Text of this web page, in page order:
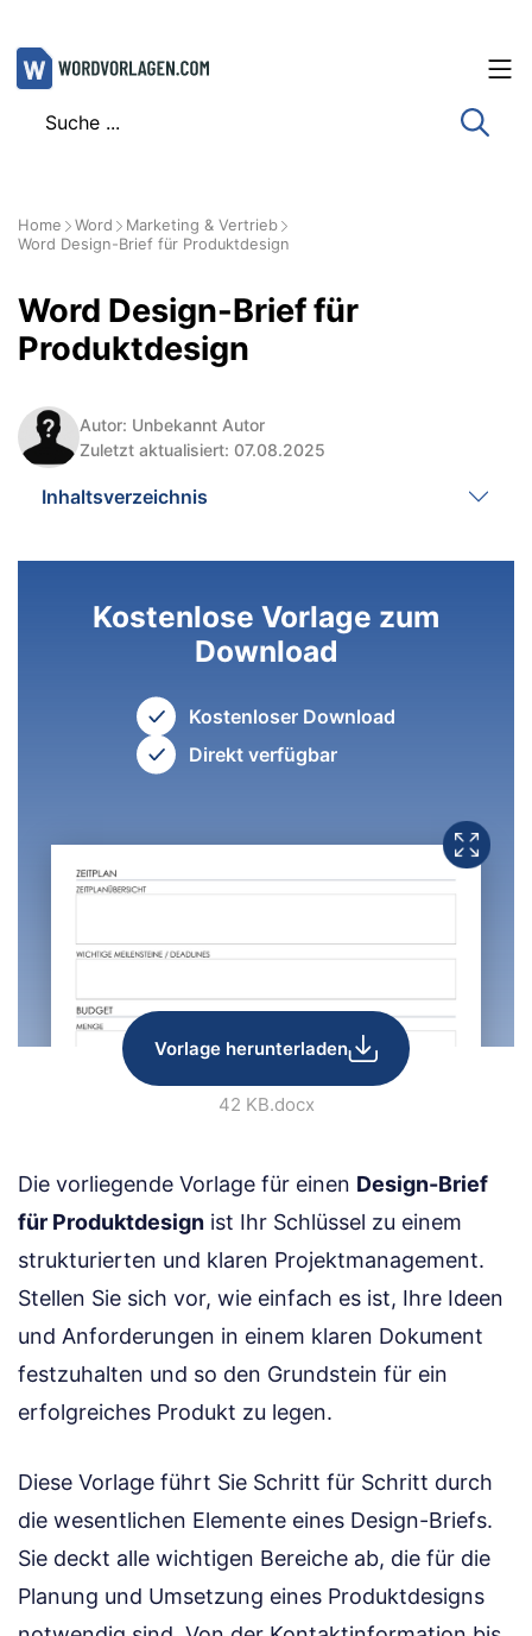
Zum
Inhalt
Home Word
Marketing & Vertrieb
Word Design-Brief für Produktdesign
Word Design-Brief für
Produktdesign
Autor: Unbekannt Autor
Zuletzt aktualisiert: 07.08.2025
Inhaltsverzeichnis
Kostenlose Vorlage zum
Download
Kostenloser Download
Direkt verfügbar
Vorlage herunterladen
42 KB.docx
Die vorliegende Vorlage für einen Design-Brief
für Produktdesign ist Ihr Schlüssel zu einem
strukturierten und klaren Projektmanagement.
Stellen Sie sich vor, wie einfach es ist, Ihre Ideen
und Anforderungen in einem klaren Dokument
festzuhalten und so den Grundstein für ein
erfolgreiches Produkt zu legen.
Diese Vorlage führt Sie Schritt für Schritt durch
die wesentlichen Elemente eines Design-Briefs.
Sie deckt alle wichtigen Bereiche ab, die für die
Planung und Umsetzung eines Produktdesigns